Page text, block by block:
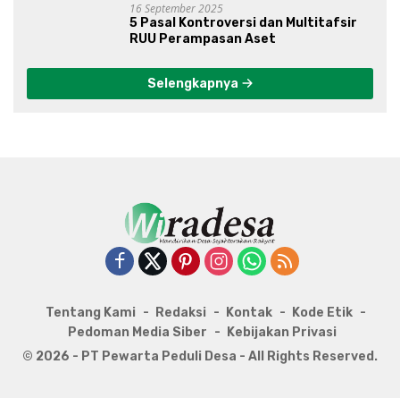
16 September 2025
5 Pasal Kontroversi dan Multitafsir
RUU Perampasan Aset
Selengkapnya
Tentang Kami Redaksi Kontak
Kode Etik
Pedoman Media Siber
Kebijakan Privasi
© 2026 - PT Pewarta Peduli Desa - All Rights Reserved.